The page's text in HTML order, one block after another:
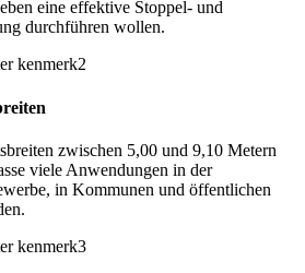
eine effektive Stoppel- und
durchführen wollen.
zwischen 5,00 und 9,10 Metern
viele Anwendungen in der
in Kommunen und öffentlichen